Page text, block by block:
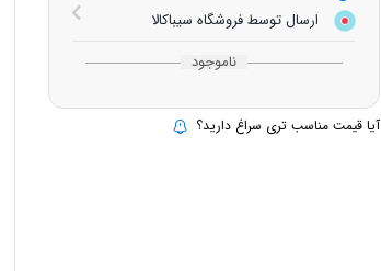
ارسال توسط فروشگاه سیباکالا
ناموجود
آیا قیمت مناسب تری سراغ دارید؟